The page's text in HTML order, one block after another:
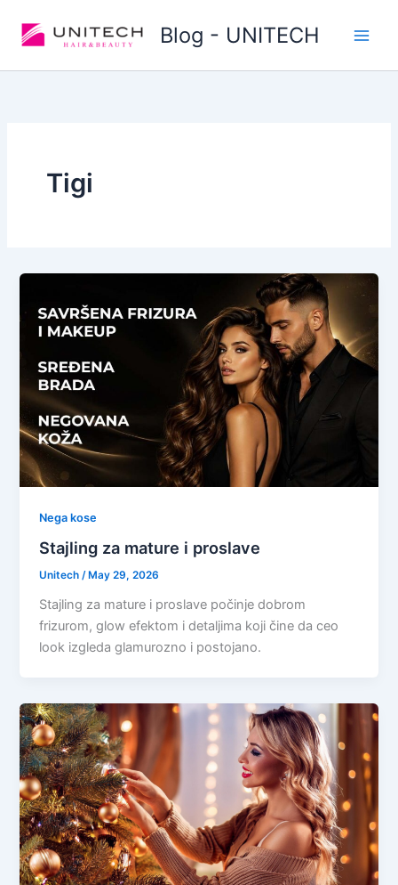
Blog - UNITECH
Tigi
Nega kose
Stajling za mature i proslave
Unitech/ May 29, 2026
Stajling za mature i proslave počinje dobrom
frizurom, glow efektom i detaljima koji čine da ceo
look izgleda glamurozno i postojano.